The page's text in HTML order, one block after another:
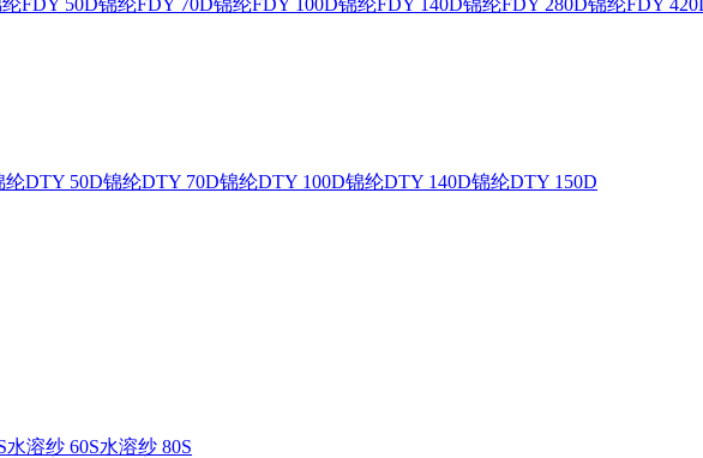
FDY 50D锦纶FDY 70D锦纶FDY 100D锦纶FDY 140D锦纶FDY 280D锦纶FDY
纶DTY 50D锦纶DTY 70D锦纶DTY 100D锦纶DTY 140D锦纶DTY 150D
水溶纱 60S水溶纱 80S